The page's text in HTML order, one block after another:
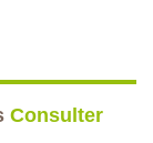
Consulter